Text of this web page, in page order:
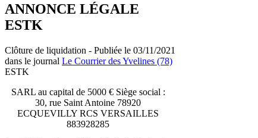
ANNONCE LÉGALE
ESTK
Clôture de liquidation - Publiée le 03/11/2021
dans le journal Le Courrier des Yvelines (78)
ESTK
SARL au capital de 5000 € Siège social :
30, rue Saint Antoine 78920
ECQUEVILLY RCS VERSAILLES
883928285